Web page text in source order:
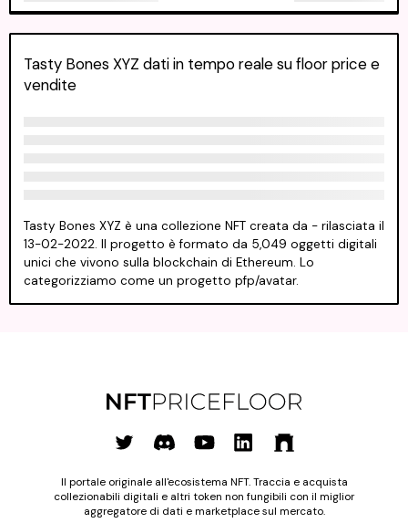
Tasty Bones XYZ dati in tempo reale su floor price e
vendite
Tasty Bones XYZ è una collezione NFT creata da - rilasciata il
13-02-2022. Il progetto è formato da 5,049 oggetti digitali
unici che vivono sulla blockchain di Ethereum. Lo
categorizziamo come un progetto pfp/avatar.
Il portale originale all'ecosistema NFT. Traccia e acquista
collezionabili digitali e altri token non fungibili con il miglior
aggregatore di dati e marketplace sul mercato.